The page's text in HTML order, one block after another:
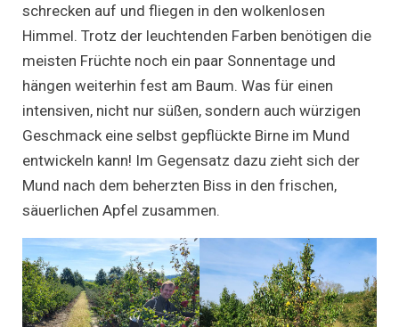
schrecken auf und fliegen in den wolkenlosen
Himmel. Trotz der leuchtenden Farben benötigen die
meisten Früchte noch ein paar Sonnentage und
hängen weiterhin fest am Baum. Was für einen
intensiven, nicht nur süßen, sondern auch würzigen
Geschmack eine selbst gepflückte Birne im Mund
entwickeln kann! Im Gegensatz dazu zieht sich der
Mund nach dem beherzten Biss in den frischen,
säuerlichen Apfel zusammen.